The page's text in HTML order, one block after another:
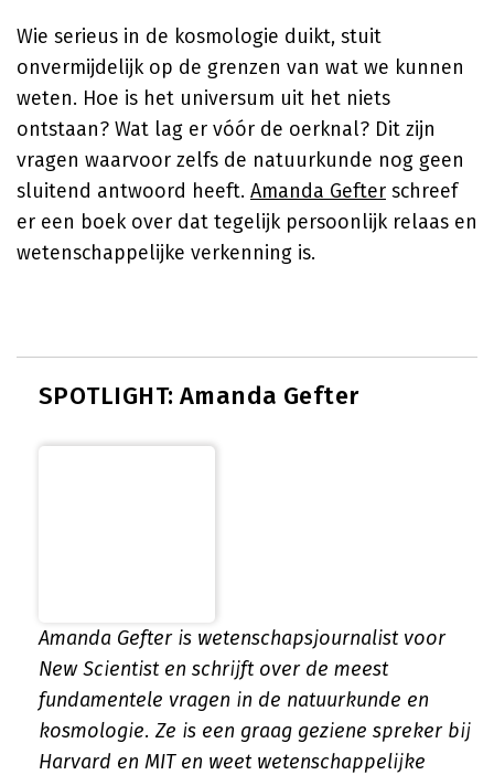
Wie serieus in de kosmologie duikt, stuit
onvermijdelijk op de grenzen van wat we kunnen
weten. Hoe is het universum uit het niets
ontstaan? Wat lag er vóór de oerknal? Dit zijn
vragen waarvoor zelfs de natuurkunde nog geen
sluitend antwoord heeft. Amanda Gefter schreef
er een boek over dat tegelijk persoonlijk relaas en
wetenschappelijke verkenning is.
SPOTLIGHT: Amanda Gefter
Amanda Gefter is wetenschapsjournalist voor
New Scientist en schrijft over de meest
fundamentele vragen in de natuurkunde en
kosmologie. Ze is een graag geziene spreker bij
Harvard en MIT en weet wetenschappelijke